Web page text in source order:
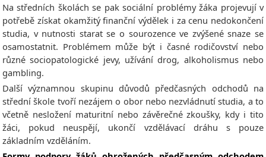
Na středních školách se pak sociální problémy žáka projevují v
potřebě získat okamžitý finanční výdělek i za cenu nedokončení
studia, v nutnosti starat se o sourozence ve zvýšené snaze se
osamostatnit. Problémem může být i časné rodičovství nebo
různé sociopatologické jevy, užívání drog, alkoholismus nebo
gambling.
Další významnou skupinu důvodů předčasných odchodů na
střední škole tvoří nezájem o obor nebo nezvládnutí studia, a to
včetně nesložení maturitní nebo závěrečné zkoušky, kdy i tito
žáci, pokud neuspějí, ukončí vzdělávací dráhu s pouze
základním vzděláním.